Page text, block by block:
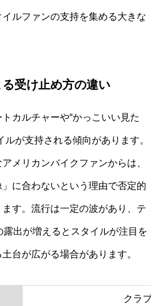
ルファンの支持を集める大きな
受け止め方の違い
カルチャーや“かっこいい見た
ルが支持される傾向があります。
メリカンバイクファンからは、
」に合わないという理由で否定的
す。流行は一定の波があり、テ
出が増えるとスタイルが注目を
台が広がる場合があります。
クラブ